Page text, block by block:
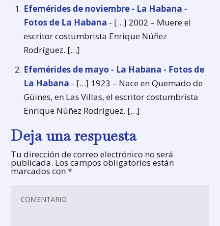
Efemérides de noviembre - La Habana -
Fotos de La Habana - […] 2002 – Muere el
escritor costumbrista Enrique Núñez
Rodríguez. […]
Efemérides de mayo - La Habana - Fotos de
La Habana - […] 1923 – Nace en Quemado de
Güines, en Las Villas, el escritor costumbrista
Enrique Núñez Rodríguez. […]
Deja una respuesta
Tu dirección de correo electrónico no será
publicada. Los campos obligatorios están
marcados con*